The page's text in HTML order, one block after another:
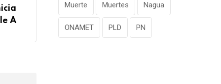
m
A
Muerte Muertes Nagua
ONAMET PLD PN